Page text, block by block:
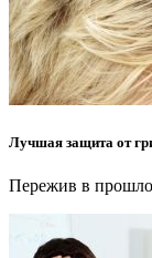
Лучшая защита от
Пережив в